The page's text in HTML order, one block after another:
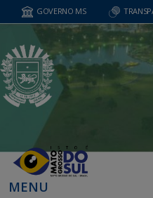
GOVERNO MS
MENU